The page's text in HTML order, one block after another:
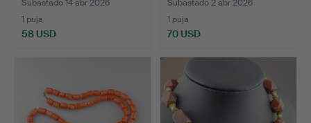
E…
Subastado 14 abr 2026
1 puja
58 USD
Subastado 2 abr 2026
1 puja
70 USD